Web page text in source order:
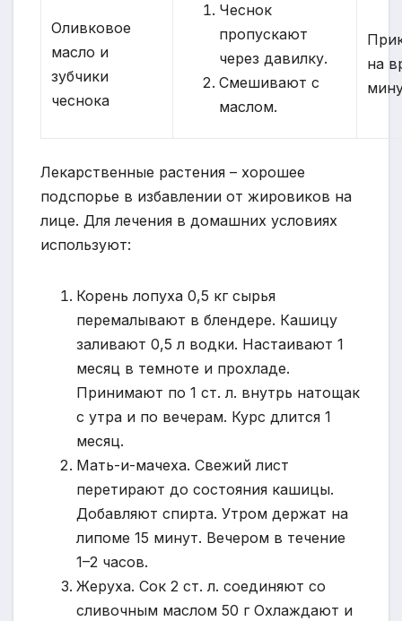
Оливковое
масло и
зубчики
чеснока
Чеснок
пропускают
через давилку.
Смешивают с
маслом.
на
Лекарственные растения – хорошее
подспорье в избавлении от жировиков на
лице. Для лечения в домашних условиях
используют:
Корень лопуха 0,5 кг сырья
перемалывают в блендере. Кашицу
заливают 0,5 л водки. Настаивают 1
месяц в темноте и прохладе.
Принимают по 1 ст. л. внутрь натощак
с утра и по вечерам. Курс длится 1
месяц.
Мать-и-мачеха. Свежий лист
перетирают до состояния кашицы.
Добавляют спирта. Утром держат на
липоме 15 минут. Вечером в течение
1–2 часов.
Жеруха. Сок 2 ст. л. соединяют со
сливочным маслом 50 г Охлаждают и